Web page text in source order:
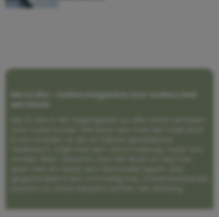
Me to We – online magazine voor ouders met